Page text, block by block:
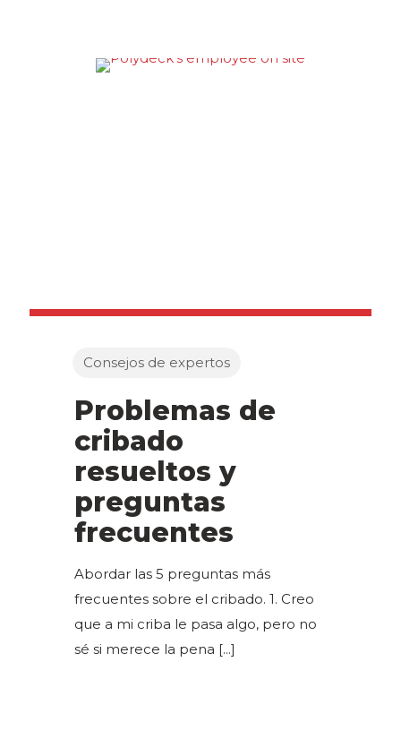
Consejos de expertos
Problemas de
cribado
resueltos y
preguntas
frecuentes
Abordar las 5 preguntas más
frecuentes sobre el cribado. 1. Creo
que a mi criba le pasa algo, pero no
sé si merece la pena [...]